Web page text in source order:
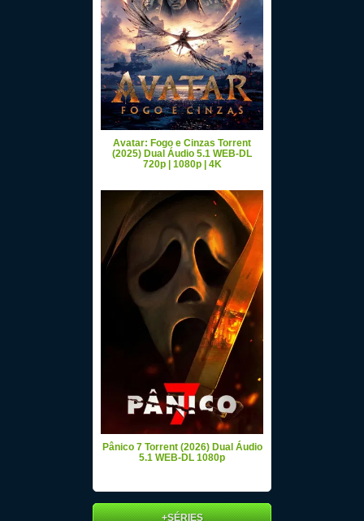
Avatar: Fogo e Cinzas Torrent
(2025) Dual Áudio 5.1 WEB-DL
720p | 1080p | 4K
Pânico 7 Torrent (2026) Dual Áudio
5.1 WEB-DL 1080p
+SÉRIES